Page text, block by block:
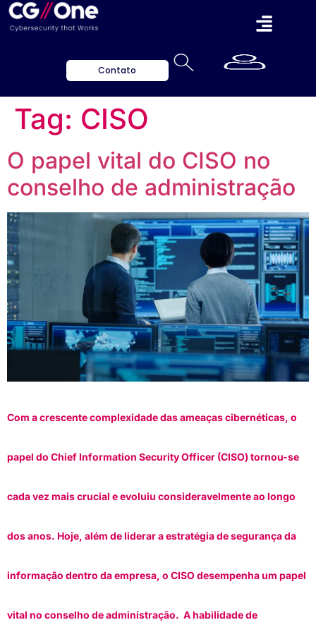
Contato
Tag: CISO
O papel vital do CISO no
conselho de administração
Com a crescente complexidade das ameaças cibernéticas, o
papel do Chief Information Security Officer (CISO) tornou-se
cada vez mais crucial e evoluiu consideravelmente ao longo
dos anos. Hoje, além de liderar a estratégia de segurança da
informação dentro da empresa, o CISO desempenha um papel
vital no conselho de administração. A habilidade de